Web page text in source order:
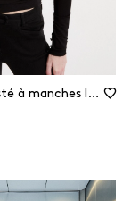
T-shirt ajusté à manches longues